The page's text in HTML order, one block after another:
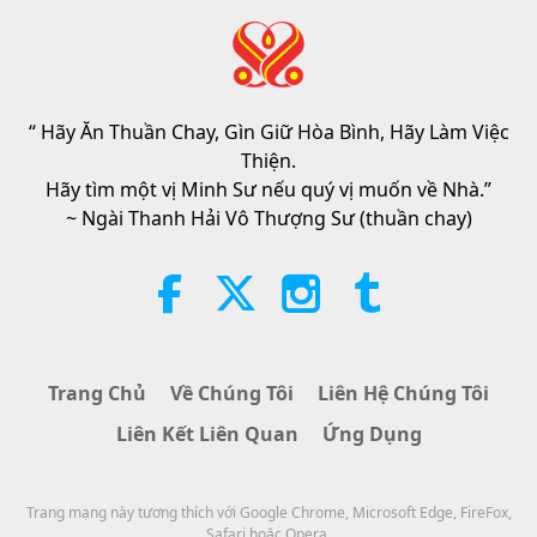
Đạo Đức Hồi Giáo Về Nước: Trích
Lời Thánh Khải 2026-08-06 368Lượt Xem
19:47
Mầm Cho Một Thế Giới Nhân Ái
Hơn, Phần 1/2
Các Cuộc Đàm Phán Hòa Bình
Bên Trong Của Sư Phụ, Phần 1/2
Giữa Thầy và Trò 2026-08-06 1371Lượt Xem
“ Hãy Ăn Thuần Chay, Gìn Giữ Hòa Bình, Hãy Làm Việc
Thiện.
Hãy tìm một vị Minh Sư nếu quý vị muốn về Nhà.”
~ Ngài Thanh Hải Vô Thượng Sư (thuần chay)
Trang Chủ Về Chúng Tôi
Liên Hệ Chúng Tôi
Liên Kết Liên Quan
Ứng Dụng
Trang mạng này tương thích với Google Chrome, Microsoft Edge, FireFox,